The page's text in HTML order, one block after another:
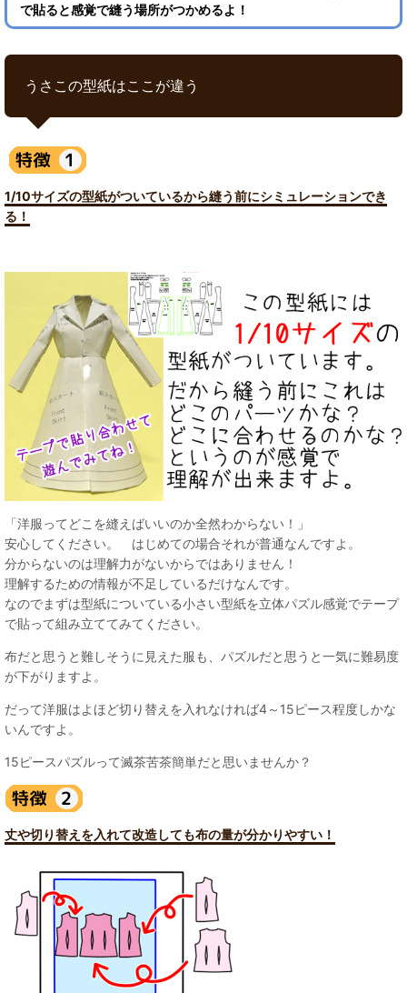
で貼ると感覚で縫う場所がつかめるよ！
うさこの型紙はここが違う
1/10サイズの型紙がついているから縫う前にシミュレーションでき
る！
「洋服ってどこを縫えばいいのか全然わからない！」
安心してください。 はじめての場合それが普通なんですよ。
分からないのは理解力がないからではありません！
理解するための情報が不足しているだけなんです。
なのでまずは型紙についている小さい型紙を立体パズル感覚でテープ
で貼って組み立ててみてください。
布だと思うと難しそうに見えた服も、パズルだと思うと一気に難易度
が下がりますよ。
だって洋服はよほど切り替えを入れなければ4～15ピース程度しかな
いんですよ。
15ピースパズルって滅茶苦茶簡単だと思いませんか？
丈や切り替えを入れて改造しても布の量が分かりやすい！